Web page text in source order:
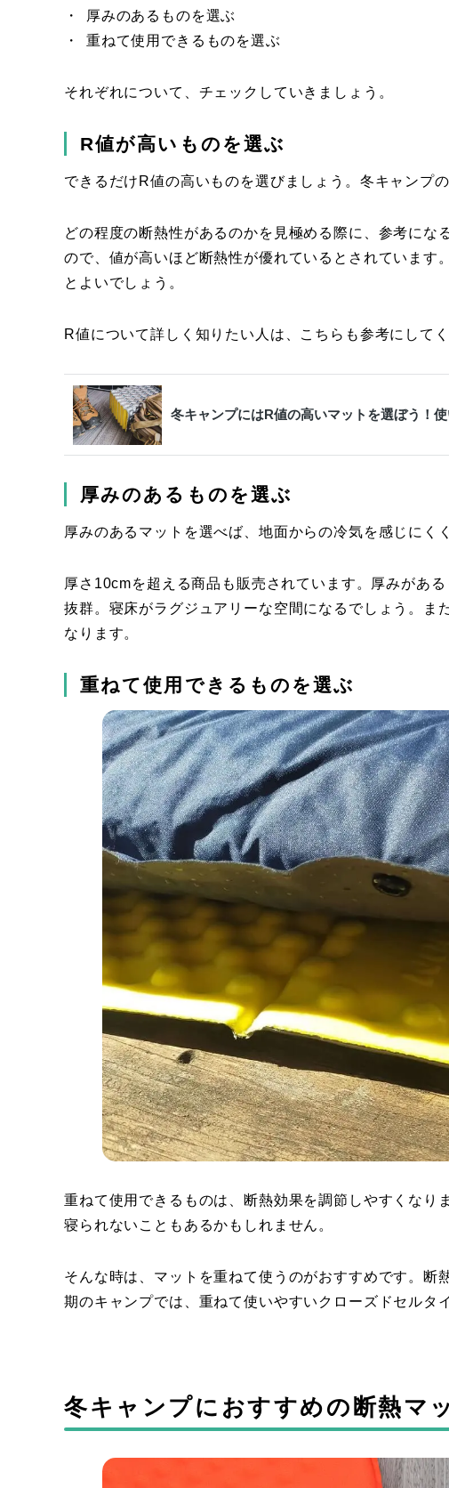
厚みのあるものを選ぶ
重ねて使用できるものを選ぶ
それぞれについて、チェックしていきましょう。
R値が高いものを選ぶ
できるだけR値の高いものを選びましょう。冬キャンプ
どの程度の断熱性があるのかを見極める際に、参考に
ので、値が高いほど断熱性が優れているとされていま
とよいでしょう。
R値について詳しく知りたい人は、こちらも参考にしてく
冬キャンプにはR値の高いマットを選ぼう！
厚みのあるものを選ぶ
厚みのあるマットを選べば、地面からの冷気を感じにく
厚さ10cmを超える商品も販売されています。厚みがあ
抜群。寝床がラグジュアリーな空間になるでしょう。ま
なります。
重ねて使用できるものを選ぶ
重ねて使用できるものは、断熱効果を調節しやすくなり
寝られないこともあるかもしれません。
そんな時は、マットを重ねて使うのがおすすめです。
期のキャンプでは、重ねて使いやすいクローズドセルタ
冬キャンプにおすすめの断熱マ